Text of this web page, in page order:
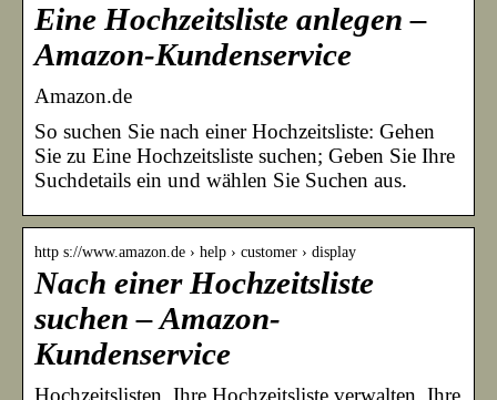
Eine Hochzeitsliste anlegen –
Amazon-Kundenservice
Amazon.de
So suchen Sie nach einer Hochzeitsliste: Gehen
Sie zu Eine Hochzeitsliste suchen; Geben Sie Ihre
Suchdetails ein und wählen Sie Suchen aus.
http s://www.amazon.de › help › customer › display
Nach einer Hochzeitsliste
suchen – Amazon-
Kundenservice
Hochzeitslisten. Ihre Hochzeitsliste verwalten. Ihre